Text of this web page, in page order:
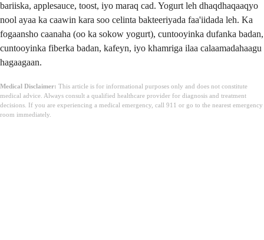
bariiska, applesauce, toost, iyo maraq cad. Yogurt leh dhaqdhaqaaqyo
nool ayaa ka caawin kara soo celinta bakteeriyada faa'iidada leh. Ka
fogaansho caanaha (oo ka sokow yogurt), cuntooyinka dufanka badan,
cuntooyinka fiberka badan, kafeyn, iyo khamriga ilaa calaamadahaagu
hagaagaan.
Medical Disclaimer: This article is for informational purposes only and does not constitute
medical advice. Always consult a qualified healthcare provider for diagnosis and treatment
decisions. If you are experiencing a medical emergency, call 911 or go to the nearest emergency
room immediately.